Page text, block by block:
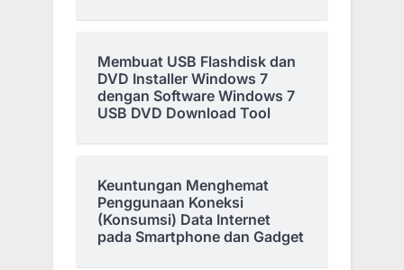
Membuat USB Flashdisk dan
DVD Installer Windows 7
dengan Software Windows 7
USB DVD Download Tool
Keuntungan Menghemat
Penggunaan Koneksi
(Konsumsi) Data Internet
pada Smartphone dan Gadget